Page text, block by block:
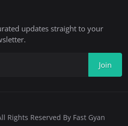
updates straight to your
Join
Rights Reserved By Fast Gyan